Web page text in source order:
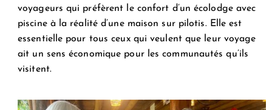
voyageurs qui préfèrent le confort d’un écolodge avec
piscine à la réalité d’une maison sur pilotis. Elle est
essentielle pour tous ceux qui veulent que leur voyage
ait un sens économique pour les communautés qu’ils
visitent.